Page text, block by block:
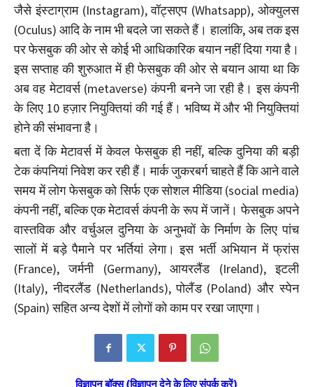
जैसे इंस्टाग्राम (Instagram), वॉट्सएप (Whatsapp), ओक्युलस
(Oculus) आदि के नाम भी बदले जा सकते हैं। हालांकि, अब तक इस
पर फेसबुक की ओर से कोई भी आधिकारिक बयान नहीं दिया गया है।
इस सप्ताह की शुरुआत में ही फेसबुक की ओर से बयान आया था कि
अब वह मेटावर्स (metaverse) कंपनी बनने जा रही है। इस कंपनी
के लिए 10 हज़ार नियुक्तियां की गई हैं। भविष्य में और भी नियुक्तियां
होने की संभावना है।
बता दें कि मेटावर्स में केवल फेसबुक ही नहीं, बल्कि दुनिया की बड़ी
टेक कंपनियां निवेश कर रही हैं। मार्क जुकरबर्ग चाहते हैं कि आने वाले
समय में लोग फेसबुक को सिर्फ एक सोशल मीडिया (social media)
कंपनी नहीं, बल्कि एक मेटावर्स कंपनी के रूप में जानें। फेसबुक अपने
वास्तविक और वर्चुअल दुनिया के अनुभवों के निर्माण के लिए पांच
सालों में बड़े पैमाने पर भर्तियां लेगा। इस भर्ती अभियान में फ्रांस
(France), जर्मनी (Germany), आयरलैंड (Ireland), इटली
(Italy), नीदरलैंड (Netherlands), पोलैंड (Poland) और स्पेन
(Spain) सहित अन्य देशों में लोगों को काम पर रखा जाएगा।
विज्ञापन बॉक्स (विज्ञापन देने के लिए संपर्क करें)